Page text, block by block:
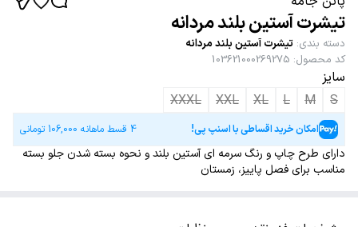
تیشرت آستین بلند مردانه
دسته بندی: تیشرت آستین بلند مردانه
کد محصول:
103621000269275
سایز
S
M
L
XL
XXL
XXXL
امکان خرید اقساطی با اسنپ پی! 4 قسط ماهانه 106,000 تومانی
دارای طرح چاپ و رنگ سرمه ای آستین بلند و نحوه بسته شدن جلو بسته
مناسب برای فصل پاییز، زمستان